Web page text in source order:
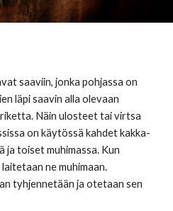
saaviin, jonka pohjassa on
läpi saavin alla olevaan
Näin ulosteet tai virtsa
on käytössä kahdet kakka-
toiset muhimassa. Kun
ne muhimaan.
tyhjennetään ja otetaan sen